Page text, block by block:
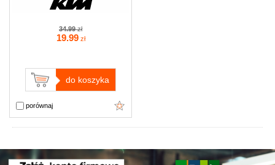
34.99 zł
19.99 zł
do koszyka
porównaj